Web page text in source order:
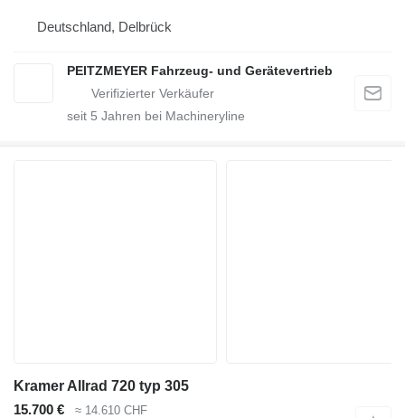
Deutschland, Delbrück
PEITZMEYER Fahrzeug- und Gerätevertrieb
seit 5 Jahren bei Machineryline
Kramer Allrad 720 typ 305
15.700 €
≈ 14.610 CHF